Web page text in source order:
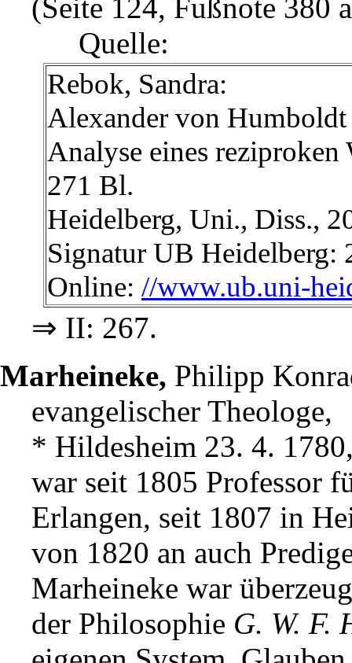
(Seite 124, Fußnote 380
Quelle:
Rebok, Sandra:
Alexander von
Analyse eines reziproken
271 Bl.
Heidelberg, Uni., Diss.,
Signatur UB Heidelberg:
Online: //www.ub.uni-
⇒ II: 267.
Marheineke, Philipp
evangelischer Theologe,
* Hildesheim 23. 4.
war seit 1805 Professor
Erlangen, seit 1807 in
von 1820 an auch
Marheineke war
der Philosophie G. W. F.